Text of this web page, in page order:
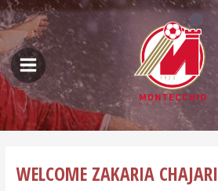
Skip
to
content
Main
Menu
WELCOME ZAKARIA CHAJARI
Post
navigation